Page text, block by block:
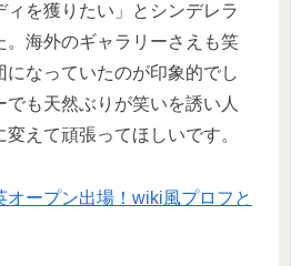
を獲りたい」とシンデレラ
。海外のギャラリーさえも笑
になっていたのが印象的でし
でも天然ぶりが笑いを誘い人
えて頑張ってほしいです。
ープン出場！wiki風プロフと